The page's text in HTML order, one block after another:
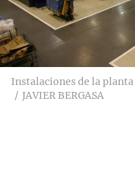
Instalaciones de la
JAVIER BERGASA